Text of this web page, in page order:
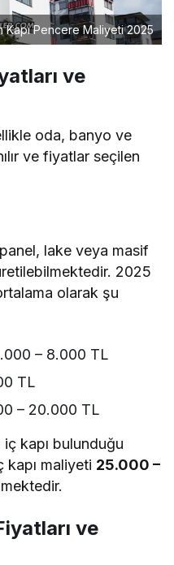
Kapı Pencere Maliyeti 2025
ve
oda, banyo ve
ve fiyatlar seçilen
lake veya masif
2025
olarak şu
– 8.000 TL
TL
– 20.000 TL
kapı bulunduğu
maliyeti 25.000 –
ve